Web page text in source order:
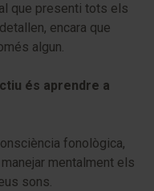
que presenti tots els
encara que
algun.
és aprendre a
fonològica,
mentalment els
sons.